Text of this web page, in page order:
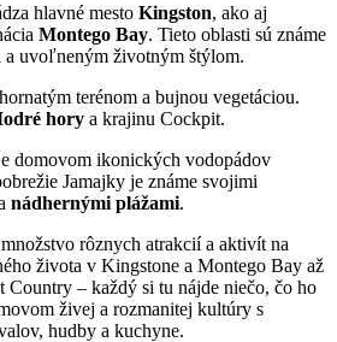
hlavné mesto Kingston, ako aj
Montego Bay. Tieto oblasti sú známe
uvoľneným životným štýlom.
terénom a bujnou vegetáciou.
hory a krajinu Cockpit.
domovom ikonických vodopádov
Jamajky je známe svojimi
nádhernými plážami.
rôznych atrakcií a aktivít na
života v Kingstone a Montego Bay až
– každý si tu nájde niečo, čo ho
živej a rozmanitej kultúry s
hudby a kuchyne.